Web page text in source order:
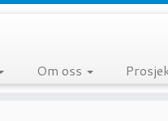
Om oss